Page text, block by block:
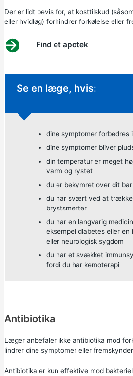
Der er lidt bevis for, at kosttilskud
eller hvidløg) forhindrer forkølelse eller
Find et apotek
Ikke-presserende
Se en læge, hvis:
dine symptomer forbedres
dine symptomer bliver
din temperatur er meget
varm og rystet
du er bekymret over dit
du har svært ved at trække
brystsmerter
du har en langvarig
eksempel diabetes eller
eller neurologisk sygdom
du har et svækket
fordi du har kemoterapi
Antibiotika
Læger anbefaler ikke antibiotika mod
lindrer dine symptomer eller
Antibiotika er kun effektive mod